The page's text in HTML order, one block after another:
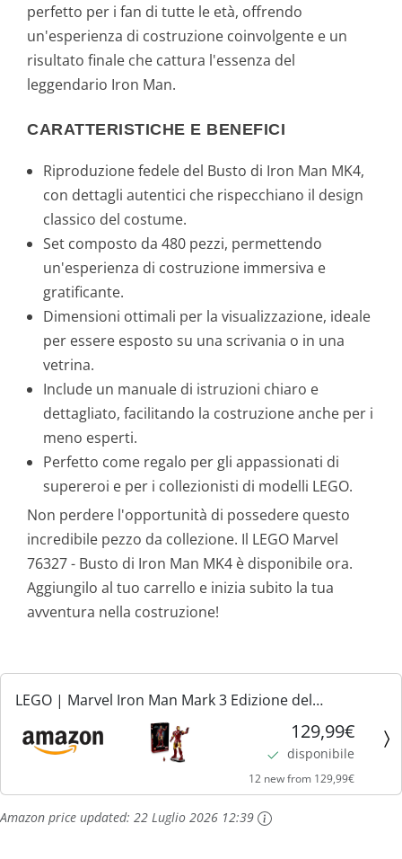
perfetto per i fan di tutte le età, offrendo
un'esperienza di costruzione coinvolgente e un
risultato finale che cattura l'essenza del
leggendario Iron Man.
CARATTERISTICHE E BENEFICI
Riproduzione fedele del Busto di Iron Man MK4,
con dettagli autentici che rispecchiano il design
classico del costume.
Set composto da 480 pezzi, permettendo
un'esperienza di costruzione immersiva e
gratificante.
Dimensioni ottimali per la visualizzazione, ideale
per essere esposto su una scrivania o in una
vetrina.
Include un manuale di istruzioni chiaro e
dettagliato, facilitando la costruzione anche per i
meno esperti.
Perfetto come regalo per gli appassionati di
supereroi e per i collezionisti di modelli LEGO.
Non perdere l'opportunità di possedere questo
incredibile pezzo da collezione. Il LEGO Marvel
76327 - Busto di Iron Man MK4 è disponibile ora.
Aggiungilo al tuo carrello e inizia subito la tua
avventura nella costruzione!
LEGO | Marvel Iron Man Mark 3 Edizione del
Collezionista - Kit di Modellismo Action Figure
Avengers da Esposizione per Adulti - con Minifigure e
129,99€
disponibile
12 new from 129,99€
Amazon price updated: 22 Luglio 2026 12:39